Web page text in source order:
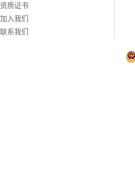
资质证书
加入我们
联系我们